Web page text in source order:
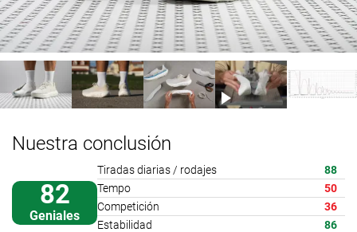
Nuestra conclusión
82
Geniales
Tiradas diarias / rodajes
88
Tempo
50
Competición
36
Estabilidad
86